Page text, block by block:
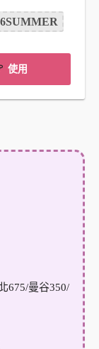
使用
675/曼谷350/